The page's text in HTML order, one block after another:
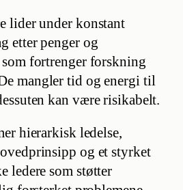
lider under konstant
etter penger og
fortrenger forskning
mangler tid og energi til
kan være risikabelt.
hierarkisk ledelse,
og et styrket
ledere som støtter